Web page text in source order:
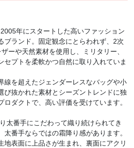
年にスタートした高いファッション
ブランド。固定観念にとらわれず、2次
ーや天然素材を使用し、ミリタリー、
セプトを柔軟かつ自然に取り入れていま
線を超えたジェンダーレスなバッグや小
び抜かれた素材とシーズントレンドに独
ロダクトで、高い評価を受けています。
太番手にこだわって織り続けられてき
太番手ならではの霜降り感があります。
地表面に上品さが生まれ、裏面にアクリ